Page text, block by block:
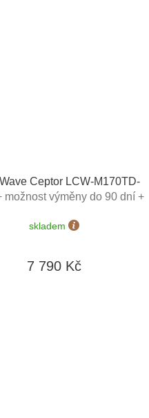
Ceptor LCW-M170TD-
možnost výměny do 90 dní +
skladem
7 790 Kč